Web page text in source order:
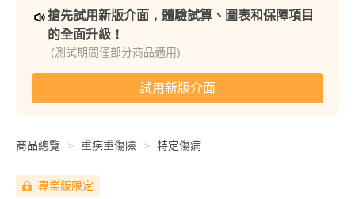
搶先試用新版介面，體驗試算、圖表和保障項目
的全面升級！
(測試期間僅部分商品適用)
試用新版介面
商品總覽 重疾重傷險 特定傷病
專業版限定